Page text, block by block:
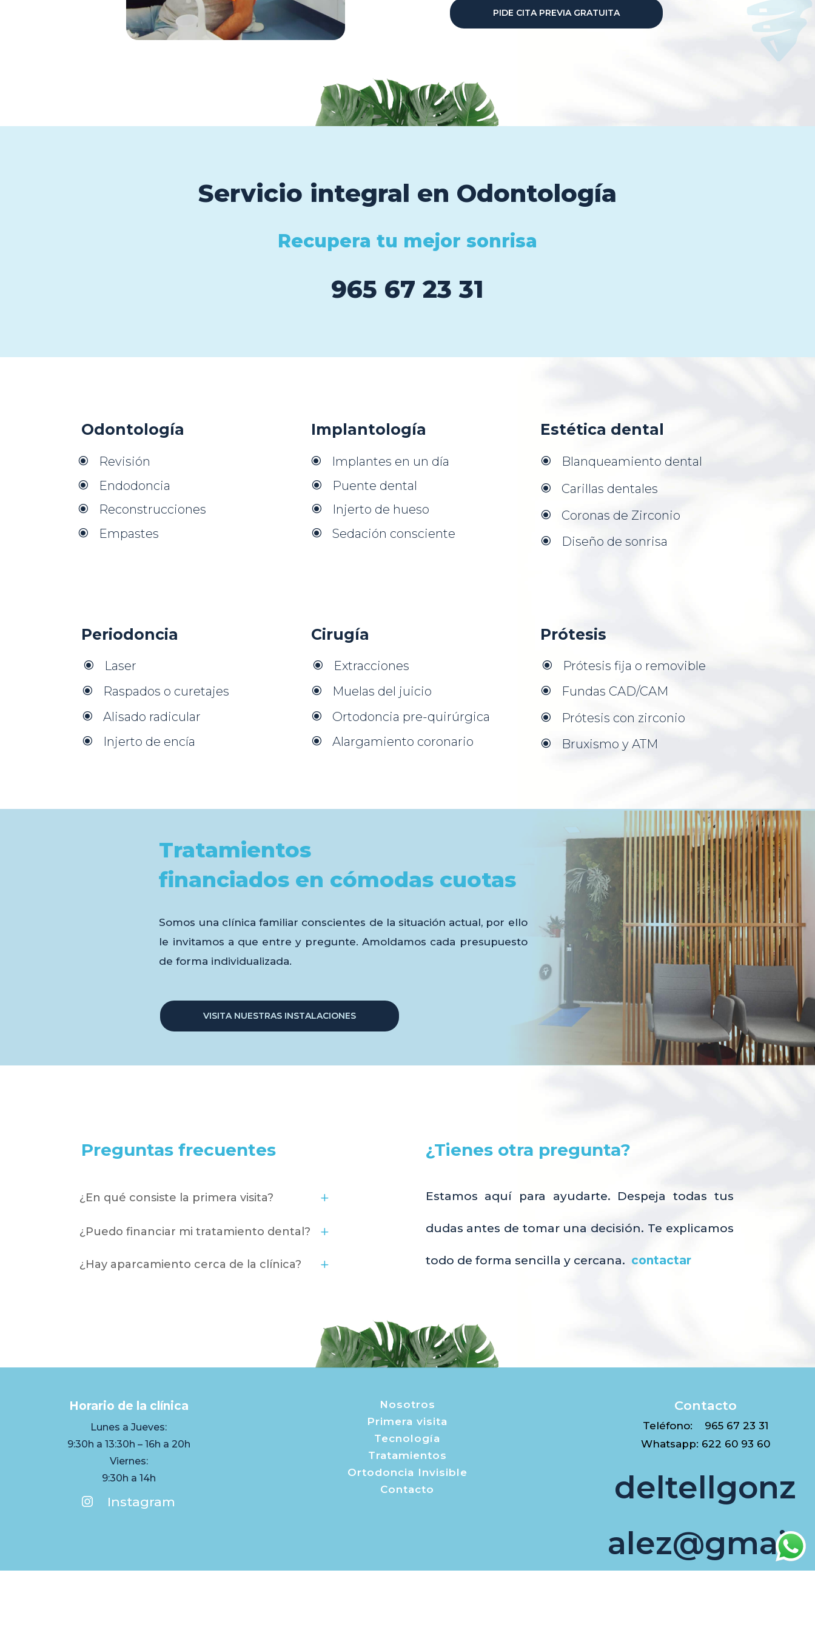
PIDE CITA PREVIA GRATUITA
Servicio integral en Odontología
Recupera tu mejor sonrisa
965 67 23 31
Odontología
\ Revisión
\ Endodoncia
\ Reconstrucciones
\ Empastes
Implantología
\ Implantes en un día
\ Puente dental
\ Injerto de hueso
\ Sedación consciente
Estética dental
\ Blanqueamiento dental
\ Carillas dentales
\ Coronas de Zirconio
\ Diseño de sonrisa
Periodoncia
\ Laser
\ Raspados o curetajes
\ Alisado radicular
\ Injerto de encía
Cirugía
\ Extracciones
\ Muelas del juicio
\ Ortodoncia pre-quirúrgica
\ Alargamiento coronario
Prótesis
\ Prótesis fija o removible
\ Fundas CAD/CAM
\ Prótesis con zirconio
\ Bruxismo y ATM
Tratamientos
financiados en cómodas cuotas
Somos una clínica familiar conscientes de la situación actual, por ello
le invitamos a que entre y pregunte. Amoldamos cada presupuesto
de forma individualizada.
VISITA NUESTRAS INSTALACIONES
Preguntas frecuentes
¿En qué consiste la primera visita?
¿Puedo financiar mi tratamiento dental?
¿Hay aparcamiento cerca de la clínica?
¿Tienes otra pregunta?
Estamos aquí para ayudarte. Despeja todas tus
dudas antes de tomar una decisión. Te explicamos
todo de forma sencilla y cercana. contactar
Horario de la clínica
Lunes a Jueves:
9:30h a 13:30h – 16h a 20h
Viernes:
9:30h a 14h
Instagram
Nosotros
Primera visita
Tecnología
Tratamientos
Ortodoncia Invisible
Contacto
Contacto
Teléfono: 965 67 23 31
Whatsapp: 622 60 93 60
deltellgonz
alez@gmail.